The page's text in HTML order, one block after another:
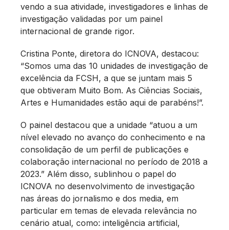
vendo a sua atividade, investigadores e linhas de
investigação validadas por um painel
internacional de grande rigor.
Cristina Ponte, diretora do ICNOVA, destacou:
“Somos uma das 10 unidades de investigação de
excelência da FCSH, a que se juntam mais 5
que obtiveram Muito Bom. As Ciências Sociais,
Artes e Humanidades estão aqui de parabéns!”.
O painel destacou que a unidade “atuou a um
nível elevado no avanço do conhecimento e na
consolidação de um perfil de publicações e
colaboração internacional no período de 2018 a
2023.” Além disso, sublinhou o papel do
ICNOVA no desenvolvimento de investigação
nas áreas do jornalismo e dos media, em
particular em temas de elevada relevância no
cenário atual, como: inteligência artificial,